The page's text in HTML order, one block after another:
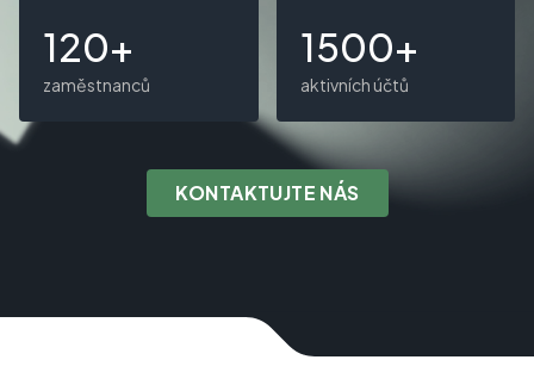
120+
zaměstnanců
1500+
aktivních účtů
KONTAKTUJTE NÁS